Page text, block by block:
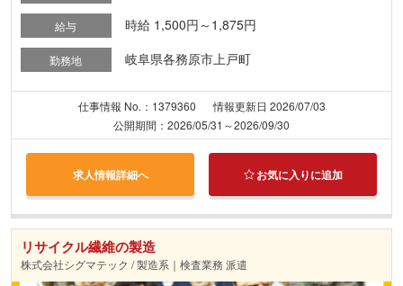
給与 時給 1,500円～1,875円
勤務地 岐阜県各務原市上戸町
仕事情報 No.：1379360
情報更新日 2026/07/03
公開期間：2026/05/31～2026/09/30
求人情報詳細へ お気に入りに追加
リサイクル繊維の製造
株式会社シグマテック / 製造系｜検査業務 派遣